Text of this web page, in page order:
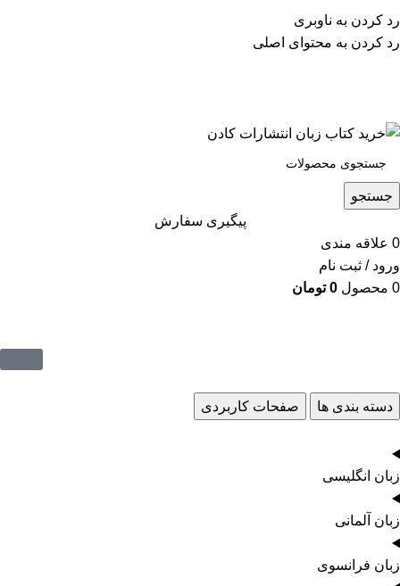
رد کردن به ناوبری
رد کردن به محتوای اصلی
پشتیبانی تلگرام : 09201005262
۵۰ تا۶۰ درصد تخفیف واقعی و همیشگی در خرید از سایت
جستجو
پیگیری سفارش
0 علاقه مندی
ورود / ثبت نام
0 محصول 0 تومان
دسته بندی ها صفحات کاربردی
زبان انگلیسی
زبان آلمانی
زبان فرانسوی